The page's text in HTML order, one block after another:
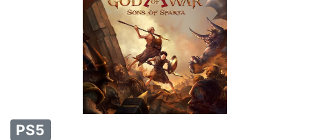
PS5